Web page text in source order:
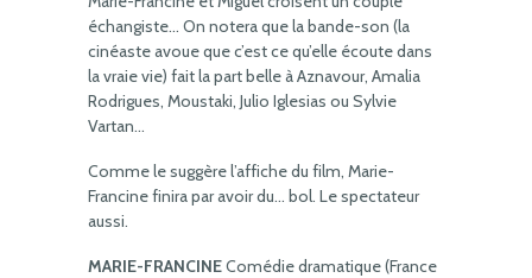
échangiste… On notera que la bande-son (la
cinéaste avoue que c’est ce qu’elle écoute dans
la vraie vie) fait la part belle à Aznavour, Amalia
Rodrigues, Moustaki, Julio Iglesias ou Sylvie
Vartan…
Comme le suggère l’affiche du film, Marie-
Francine finira par avoir du… bol. Le spectateur
aussi.
MARIE-FRANCINEComédie dramatique (France